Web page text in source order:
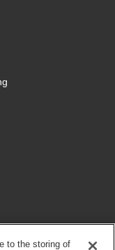
to the storing of